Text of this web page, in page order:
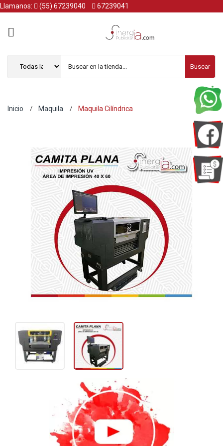
Llamanos: (55) 67239040 67239041
Buscar
Inicio Maquila Maquila Cilíndrica